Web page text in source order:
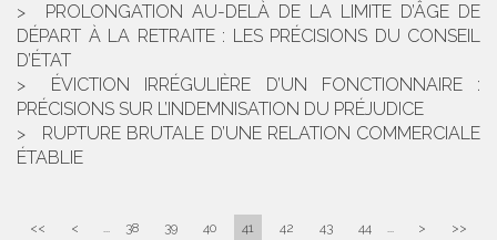
PROLONGATION AU-DELÀ DE LA LIMITE D’ÂGE DE
DÉPART À LA RETRAITE : LES PRÉCISIONS DU CONSEIL
D’ÉTAT
ÉVICTION IRRÉGULIÈRE D’UN FONCTIONNAIRE :
PRÉCISIONS SUR L’INDEMNISATION DU PRÉJUDICE
RUPTURE BRUTALE D’UNE RELATION COMMERCIALE
ÉTABLIE
<< < ... 38 39 40 41 42 43 44 ... > >>